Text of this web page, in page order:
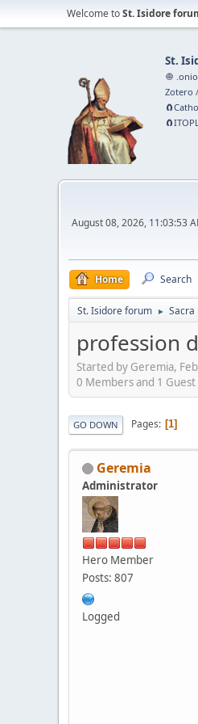
Welcome toSt. Isidore
St.
🧅
Zotero
August 08, 2026, 11:03:53
Home Search
St. Isidore forum ► Sacra
profession
Started by Geremia,
0 Members and 1
GO DOWN Pages 1
Geremia
Administrator
Hero Member
Posts: 807
Logged